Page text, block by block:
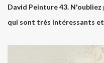
David Peinture 43.
qui sont très intéressants